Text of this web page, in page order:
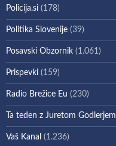
Policija.si (178)
Politika Slovenije (39)
Posavski Obzornik (1.061)
Prispevki (159)
Radio Brežice Eu (230)
Ta teden z Juretom Godlerjem
Vaš Kanal (1.236)